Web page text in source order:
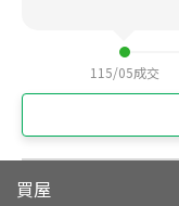
115/05成交
買屋